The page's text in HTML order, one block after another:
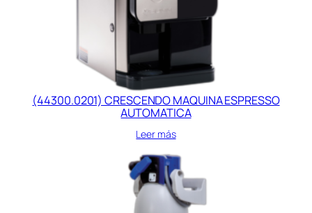
(44300.0201) CRESCENDO MAQUINA ESPRESSO
AUTOMATICA
Leer más